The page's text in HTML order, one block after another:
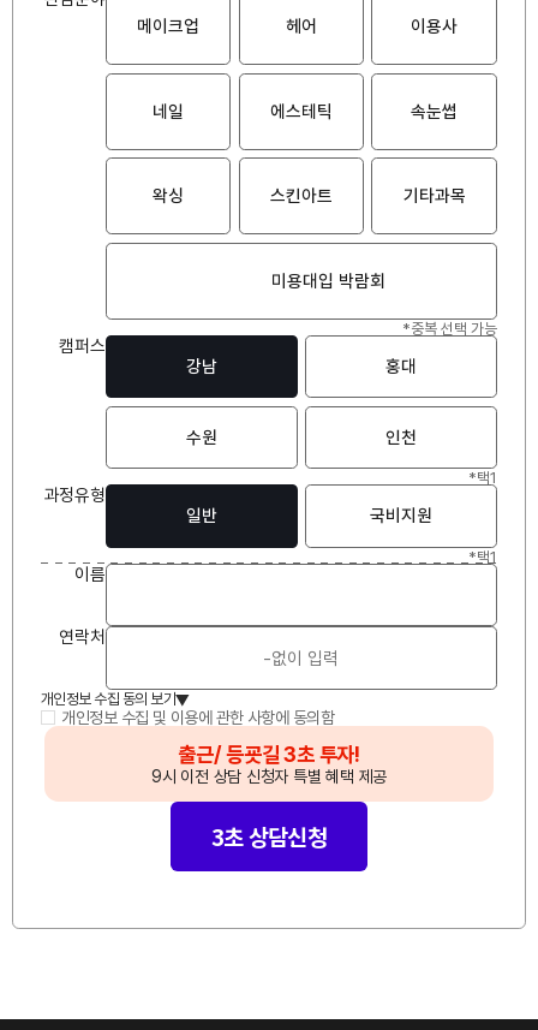
메이크업
헤어 이용사
네일 에스테틱 속눈썹
왁싱 스킨아트 기타과목
미용대입 박람회
*중복 선택 가능
캠퍼스
강남
홍대
수원 인천
*택1
과정유형
일반
국비지원
*택1
이름
연락처
개인정보 수집 동의 보기▲
개인정보 수집 및 이용에 관한 사항에 동의함
🔥출근/ 등굣길 3초 투자!
9시 이전 상담 신청자 특별 혜택 제공
3초 상담신청